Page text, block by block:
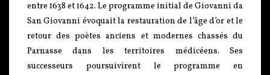
entre 1638 et 1642. Le programme initial de Giovanni da
San Giovanni évoquait la restauration de l’âge d’or et le
retour des poètes anciens et modernes chassés du
Parnasse dans les territoires médicéens. Ses
successeurs poursuivirent le programme en